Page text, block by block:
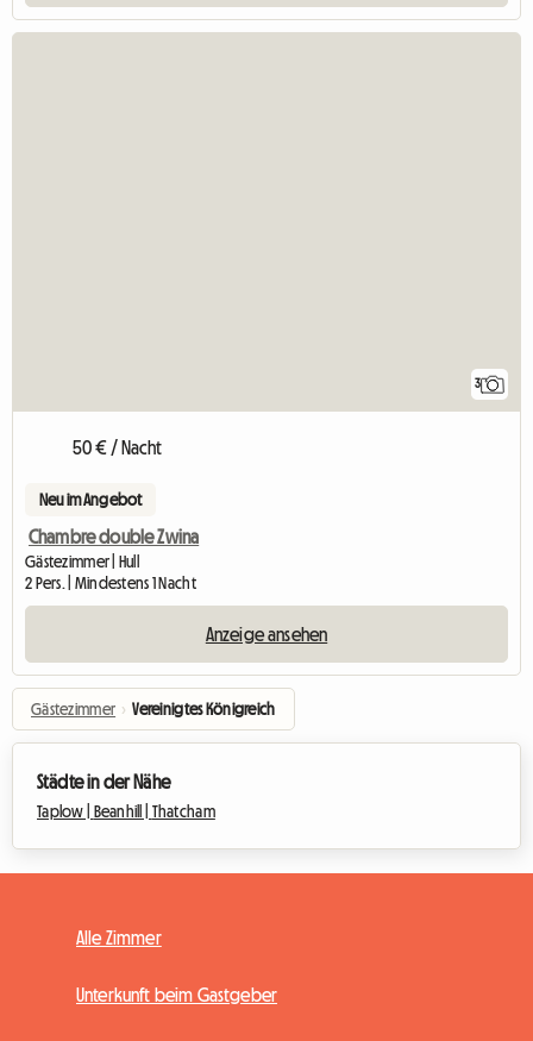
3
50 € / Nacht
Neu im Angebot
Chambre double Zwina
Gästezimmer | Hull
2 Pers. | Mindestens 1 Nacht
Anzeige ansehen
Gästezimmer › Vereinigtes Königreich
Städte in der Nähe
Taplow | Beanhill | Thatcham
Alle Zimmer
Unterkunft beim Gastgeber